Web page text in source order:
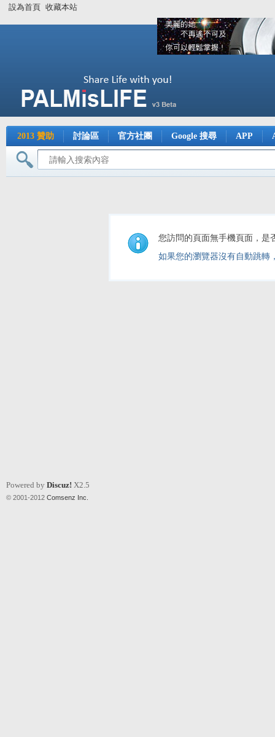
設為首頁 收藏本站
2013 贊助 討論區 官方社團 Google 搜尋 APP
您訪問的頁面無手機頁面，是
如果您的瀏覽器沒有自動跳轉
Powered by Discuz! X2.5
© 2001-2012 Comsenz Inc.